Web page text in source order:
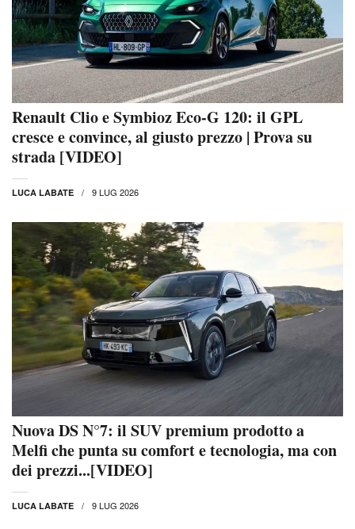
Renault Clio e Symbioz Eco-G 120: il GPL
cresce e convince, al giusto prezzo | Prova su
strada [VIDEO]
LUCA LABATE 9 LUG 2026
Nuova DS N°7: il SUV premium prodotto a
Melfi che punta su comfort e tecnologia, ma con
dei prezzi...[VIDEO]
LUCA LABATE 9 LUG 2026